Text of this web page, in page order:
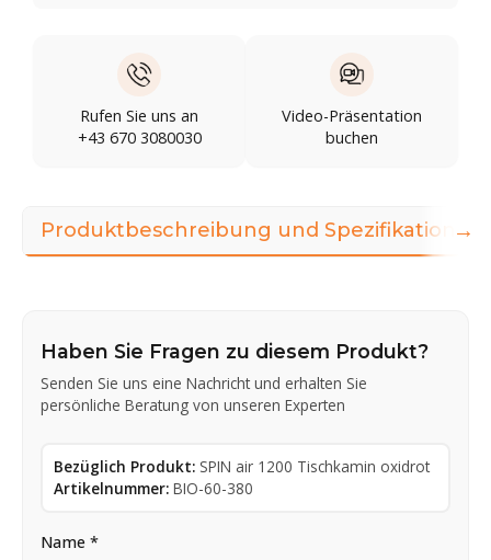
Rufen Sie uns an
+43 670 3080030
Video-Präsentation
buchen
Produktbeschreibung und Spezifikationen
Haben Sie Fragen zu diesem Produkt?
Senden Sie uns eine Nachricht und erhalten Sie
persönliche Beratung von unseren Experten
Bezüglich Produkt: SPIN air 1200 Tischkamin oxidrot
Artikelnummer: BIO-60-380
Name *
→